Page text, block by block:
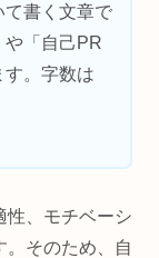
て書く文章で
や「自己PR
す。字数は
性、モチベーシ
。そのため、自